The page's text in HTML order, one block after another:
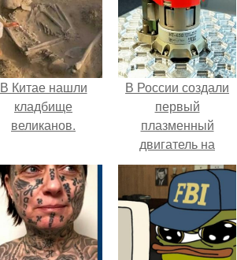
В Китае нашли
кладбище
великанов.
В России создали
первый
плазменный
двигатель на
криптоне.